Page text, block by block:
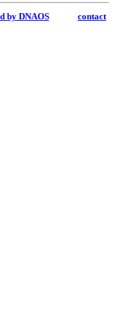
by DNAOS contact